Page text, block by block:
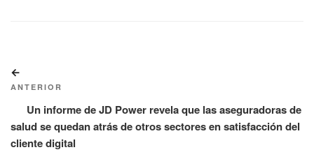
de
entradas
anterior:
ANTERIOR
Un informe de JD Power revela que las aseguradoras de
salud se quedan atrás de otros sectores en satisfacción del
cliente digital